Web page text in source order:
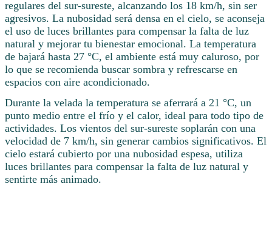
regulares del sur-sureste, alcanzando los 18 km/h, sin ser
agresivos. La nubosidad será densa en el cielo, se aconseja
el uso de luces brillantes para compensar la falta de luz
natural y mejorar tu bienestar emocional. La temperatura
de bajará hasta 27 °C, el ambiente está muy caluroso, por
lo que se recomienda buscar sombra y refrescarse en
espacios con aire acondicionado.
Durante la velada la temperatura se aferrará a 21 °C, un
punto medio entre el frío y el calor, ideal para todo tipo de
actividades. Los vientos del sur-sureste soplarán con una
velocidad de 7 km/h, sin generar cambios significativos. El
cielo estará cubierto por una nubosidad espesa, utiliza
luces brillantes para compensar la falta de luz natural y
sentirte más animado.